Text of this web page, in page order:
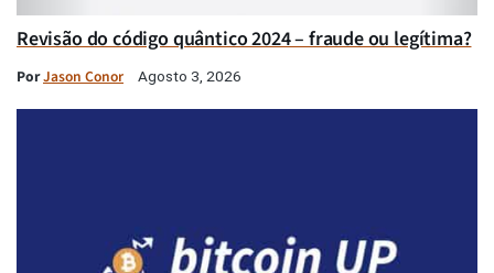
Revisão do código quântico 2024 – fraude ou legítima?
PorJason Conor Agosto 3, 2026